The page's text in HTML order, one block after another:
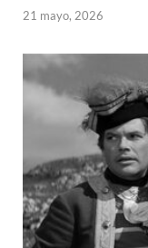
21 mayo, 2026